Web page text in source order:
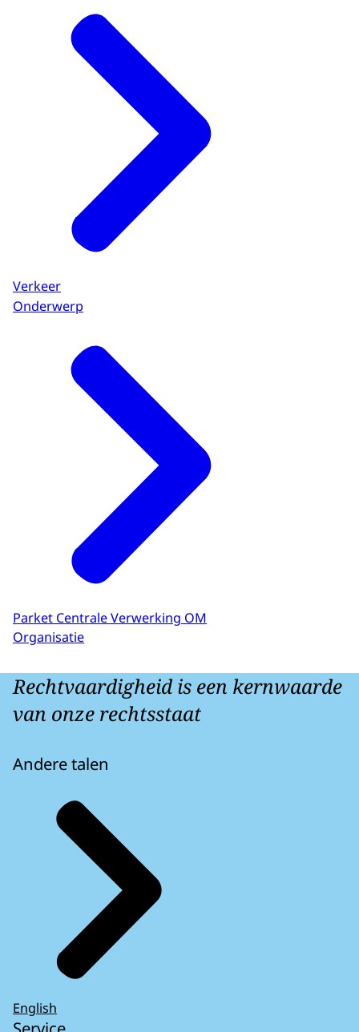
Verkeer
Onderwerp
Parket Centrale Verwerking OM
Organisatie
Rechtvaardigheid is een kernwaarde
van onze rechtsstaat
Andere talen
English